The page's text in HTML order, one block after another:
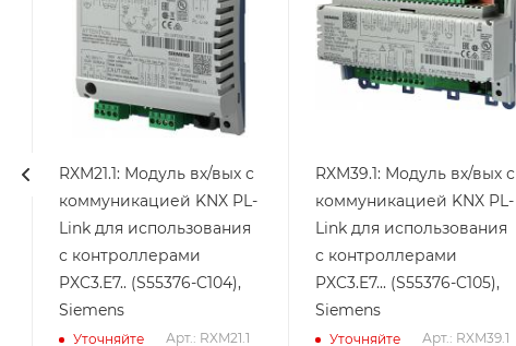
тиристорных
выходов
Кол-во
выходов
Кол-во
дискретных
входов
2
RXM21.1: Модуль вх/вых с
коммуникацией KNX PL-
Link для использования
с контроллерами
PXC3.E7.. (S55376-C104),
Siemens
Уточняйте Арт.: RXM21.1
Кол-во
дискретных
выходов
выходов
Кол-во
дискретных
входов
4
RXM39.1: Модуль вх/вых с
коммуникацией KNX PL-
Link для использования
с контроллерами
PXC3.E7... (S55376-C105),
Siemens
Уточняйте Арт.: RXM39.1